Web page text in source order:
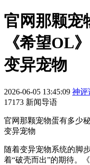
官网那颗宠
《希望OL
变异宠物
2026-06-05 13:45:09 神评
17173 新闻导语
官网那颗宠物蛋有多少
变异宠物
随着变异宠物系统的脚
着“破壳而出”的期待。